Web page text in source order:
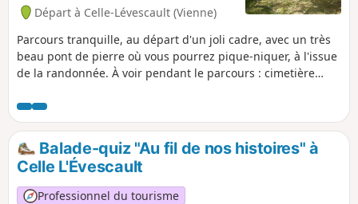
Départ à Celle-Lévescault (Vienne)
Parcours tranquille, au départ d'un joli cadre, avec un très
beau pont de pierre où vous pourrez pique-niquer, à l'issue
de la randonnée. À voir pendant le parcours : cimetière
anciennes.
Balade-quiz "Au fil de nos histoires" à
Celle L'Évescault
Professionnel du tourisme